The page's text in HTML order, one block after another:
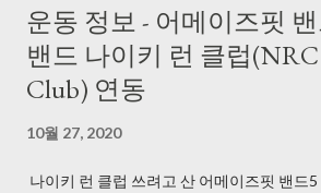
상이 있긴 해도 괜찮았다. (2) AutoClick.exe
> http://
22.html 이 걸로 잘 사용했다. 3초마다 한 번
Video to JPG Converter >
https://www.dvdvideosoft.com/products/
운동 정보 - 어메이즈핏
밴드 나이키 런 클럽
Club) 연동
10월 27, 2020
나이키 런 클럽 쓰려고 산 어메이즈핏 밴드